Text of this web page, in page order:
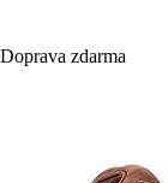
Doprava zdarma